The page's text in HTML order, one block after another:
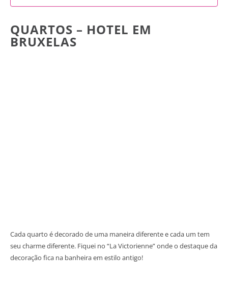
QUARTOS – HOTEL EM
BRUXELAS
Cada quarto é decorado de uma maneira diferente e cada um tem
seu charme diferente. Fiquei no “La Victorienne” onde o destaque da
decoração fica na banheira em estilo antigo!